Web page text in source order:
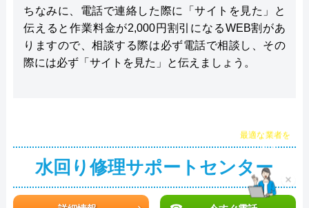
ちなみに、電話で連絡した際に「サイトを見た」と
伝えると作業料金が2,000円割引になるWEB割があ
りますので、相談する際は必ず電話で相談し、その
際には必ず「サイトを見た」と伝えましょう。
水回り修理サポートセンター
×
最適な業者を
ご提案